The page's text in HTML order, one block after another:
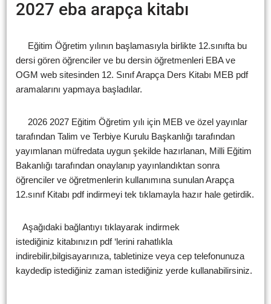
2027 eba arapça kitabı
Eğitim Öğretim yılının başlamasıyla birlikte 12.sınıfta bu
dersi gören öğrenciler ve bu dersin öğretmenleri EBA ve
OGM web sitesinden 12. Sınıf Arapça Ders Kitabı MEB pdf
aramalarını yapmaya başladılar.
2026 2027 Eğitim Öğretim yılı için MEB ve özel yayınlar
tarafından Talim ve Terbiye Kurulu Başkanlığı tarafından
yayımlanan müfredata uygun şekilde hazırlanan, Milli Eğitim
Bakanlığı tarafından onaylanıp yayınlandıktan sonra
öğrenciler ve öğretmenlerin kullanımına sunulan Arapça
12.sınıf Kitabı pdf indirmeyi tek tıklamayla hazır hale getirdik.
Aşağıdaki bağlantıyı tıklayarak indirmek
istediğiniz kitabınızın pdf ‘lerini rahatlıkla
indirebilir,bilgisayarınıza, tabletinize veya cep telefonunuza
kaydedip istediğiniz zaman istediğiniz yerde kullanabilirsiniz.